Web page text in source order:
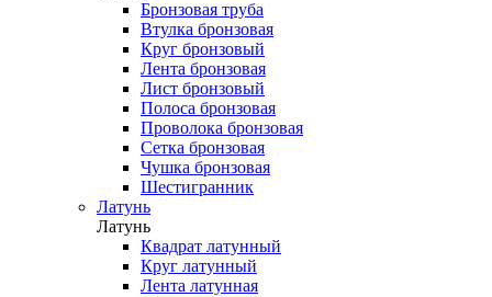
Бронзовая труба
Втулка бронзовая
Круг бронзовый
Лента бронзовая
Лист бронзовый
Полоса бронзовая
Проволока бронзовая
Сетка бронзовая
Чушка бронзовая
Шестигранник
Латунь
Латунь
Квадрат латунный
Круг латунный
Лента латунная